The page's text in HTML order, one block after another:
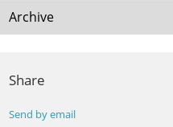
Archive
Share
Send by email